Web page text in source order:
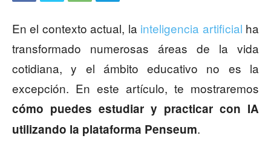
En el contexto actual, la inteligencia artificial ha
transformado numerosas áreas de la vida
cotidiana, y el ámbito educativo no es la
excepción. En este artículo, te mostraremos
cómo puedes estudiar y practicar con IA
utilizando la plataforma Penseum.